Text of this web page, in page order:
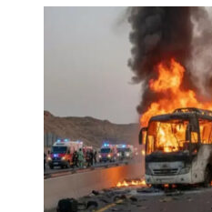
15 hours ago